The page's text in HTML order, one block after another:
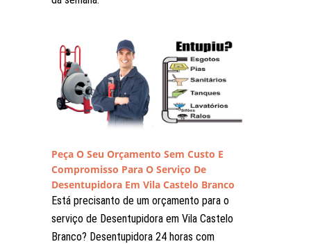
Peça O Seu Orçamento Sem Custo E
Compromisso Para O Serviço De
Desentupidora Em Vila Castelo Branco
Está precisanto de um orçamento para o
serviço de Desentupidora em Vila Castelo
Branco? Desentupidora 24 horas com